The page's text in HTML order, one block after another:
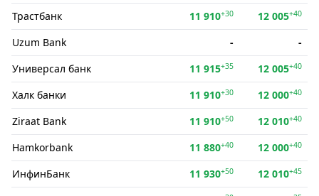
Трастбанк 11 910+30 12 005+40
Uzum Bank -
-
Универсал банк
11 915+35 12 005+40
Халк банки 11 910+30 12 000+40
Ziraat Bank 11 910+50 12 010+40
Hamkorbank 11 880+40 12 000+40
ИнфинБанк 11 930+50 12 010+45